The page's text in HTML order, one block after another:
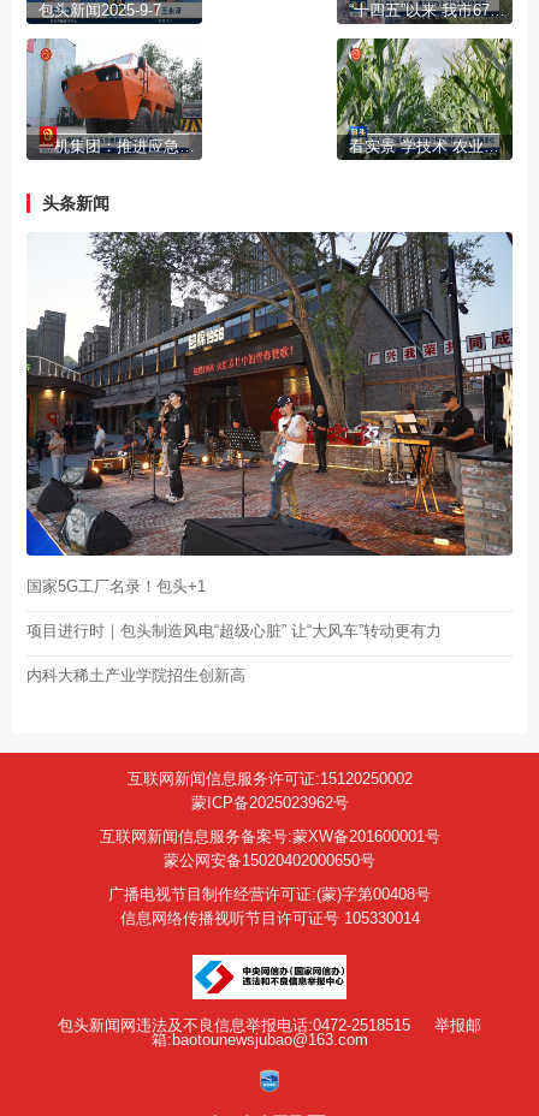
包头新闻2025-9-7 “十四五”以来 我市675个老旧小区焕新颜
一机集团：推进应急救援装备体系化建设 看实景 学技术 农业观摩会探索现代农业发展新路径
头条新闻
国家5G工厂名录！包头+1
项目进行时｜包头制造风电“超级心脏” 让“大风车”转动更有力
内科大稀土产业学院招生创新高
互联网新闻信息服务许可证:15120250002
蒙ICP备2025023962号
互联网新闻信息服务备案号:蒙XW备201600001号
蒙公网安备15020402000650号
广播电视节目制作经营许可证:(蒙)字第00408号
信息网络传播视听节目许可证号 105330014
包头新闻网违法及不良信息举报电话:0472-2518515
举报邮
箱:baotounewsjubao@163.com